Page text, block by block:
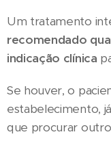
Um tratamento
recomendado
indicação clínica
Se houver, o
estabelecimento,
que procurar